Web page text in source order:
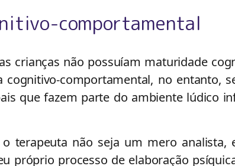
comportamental
crianças não possuíam maturidade
comportamental, no entanto,
que fazem parte do ambiente lúdico
terapeuta não seja um mero analista,
próprio processo de elaboração